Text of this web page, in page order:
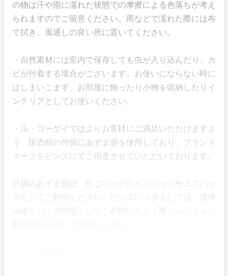
の物は汗や雨に濡れた状態での摩擦による色落ちが考え
られますのでご留意ください。雨などで濡れた際には布
で拭き、風通しの良い所に置いてください。
・自然素材には室内で保存しても虫が入り込んだり、カ
ビが付着する場合がございます。お使いにならない時に
はしまいこまず、お部屋に飾ったり小物を収納したりイ
ンテリアとしてお使いください。
・ル・コーゲイではよりお客様にご満足いただけますよ
う、販売時の外袋にあずま袋を使用しており、ブランド
マークをピンズにてご用意させていただいております。
外袋のあずま袋は、かごバッグのインバッグやエコバッ
グとしてご利用ください。ピンズにつきましては、琉球